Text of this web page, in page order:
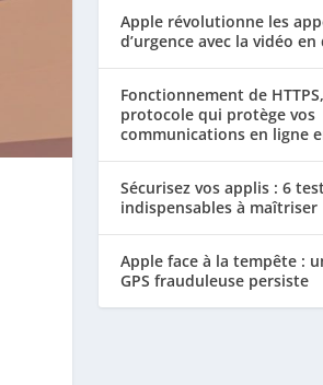
Apple révolutionne les
d’urgence avec la vidéo
Fonctionnement de
protocole qui protège vos
communications en ligne
Sécurisez vos applis : 6
indispensables à maîtriser
Apple face à la tempête :
GPS frauduleuse persiste